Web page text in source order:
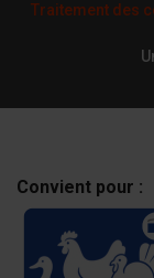
Traitement des
Convient pour :